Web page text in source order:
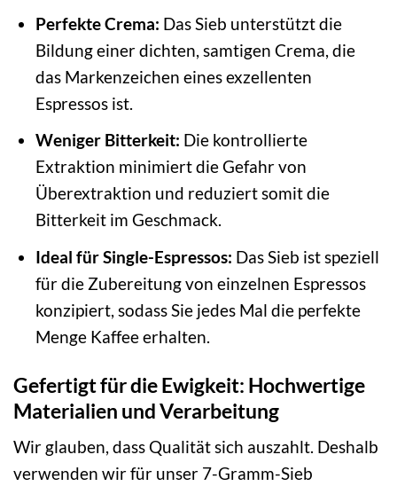
Perfekte Crema: Das Sieb unterstützt die
Bildung einer dichten, samtigen Crema, die
das Markenzeichen eines exzellenten
Espressos ist.
Weniger Bitterkeit: Die kontrollierte
Extraktion minimiert die Gefahr von
Überextraktion und reduziert somit die
Bitterkeit im Geschmack.
Ideal für Single-Espressos: Das Sieb ist speziell
für die Zubereitung von einzelnen Espressos
konzipiert, sodass Sie jedes Mal die perfekte
Menge Kaffee erhalten.
Gefertigt für die Ewigkeit: Hochwertige
Materialien und Verarbeitung
Wir glauben, dass Qualität sich auszahlt. Deshalb
verwenden wir für unser 7-Gramm-Sieb